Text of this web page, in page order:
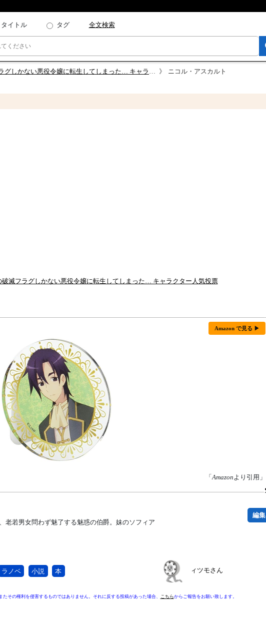
タイトル タグ 全文検索
ない悪役令嬢に転生してしまった… キャラクター人気投票 ニコル・アスカルト
破滅フラグしかない悪役令嬢に転生してしまった… キャラクター人気投票
Amazon で見る ▶
「Amazonより引用」
老若男女問わず魅了する魅惑の伯爵。妹のソフィア
ラノベ 小説 本
編集
ィツモさん
その権利を侵害するものではありません。それに反する投稿があった場合、 こちらからご報告をお願い致します。